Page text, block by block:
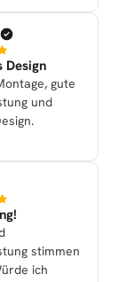
Design
gute
und
stimmen
ich